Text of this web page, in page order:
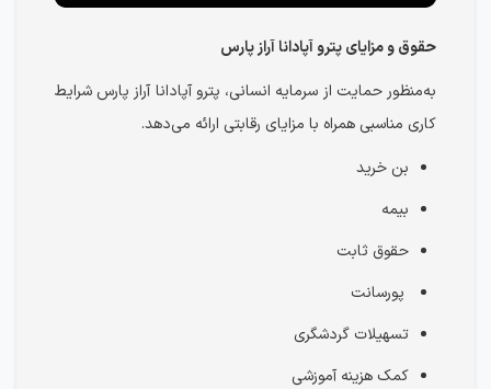
حقوق و مزایای پترو آپادانا آراز پارس
به‌منظور حمایت از سرمایه انسانی، پترو آپادانا آراز پارس شرایط
کاری مناسبی همراه با مزایای رقابتی ارائه می‌دهد.
بن خرید
بیمه
حقوق ثابت
پورسانت
تسهیلات گردشگری
کمک هزینه آموزشی